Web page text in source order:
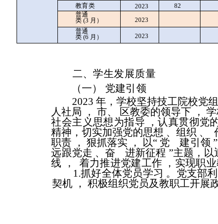
教育类
2023
82
普通
类 (3 月）
2023
普通
类 (6 月） 2023
二、学生发展质量
（一）
党建引领
2023 年，学校坚持技工院校党
人社局
， 市、 区教委的领导下 ，
社会主义思想为指导
，认真贯彻党
精神，切实加强党的思想 、组织 、
职责
， 狠抓落实 ， 以“ 党 建引领
远跟党走 、奋 进新征程 ”主题，
线
， 着力推进党建工作
，实现职
1.抓好全体党员学习 。党支部
契机
， 积极组织党员及教职工开展